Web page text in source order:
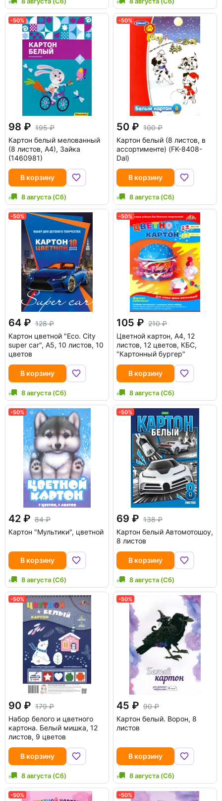
-50%
98
195
Картон белый мелованный
(8 листов, А4), Зайка
(1460981)
В корзину
8 августа (Сб)
-50%
50
100
Картон белый (8 листов, в
ассортименте) (FK-8408-
Dal)
В корзину
8 августа (Сб)
-50%
64
128
Картон цветной "Eco. City
super car", А5, 10 листов, 10
цветов
В корзину
8 августа (Сб)
-50%
105
210
Цветной картон, А4, 12
листов, 12 цветов, КБС,
"Картонный бургер"
В корзину
8 августа (Сб)
-50%
42
84
Картон "Мультики", цветной
В корзину
8 августа (Сб)
-50%
69
138
Картон белый Автомотошоу,
8 листов
В корзину
8 августа (Сб)
-50%
90
179
Набор белого и цветного
картона. Белый мишка, 12
листов, 9 цветов
В корзину
8 августа (Сб)
-50%
45
90
Картон белый. Ворон, 8
листов
В корзину
8 августа (Сб)
-50% -50%